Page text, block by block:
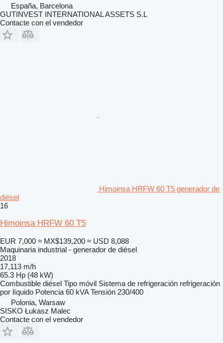
España, Barcelona
GUTINVEST INTERNATIONAL ASSETS S.L
Contacte con el vendedor
Himoinsa HRFW 60 T5 generador de
diésel
16
Himoinsa HRFW 60 T5
EUR 7,000 ≈ MX$139,200 ≈ USD 8,088
Maquinaria industrial - generador de diésel
2018
17,113 m/h
65.3 Hp (48 kW)
Combustible diésel Tipo móvil Sistema de refrigeración refrigeración
por líquido Potencia 60 kVA Tensión 230/400
Polonia, Warsaw
SISKO Łukasz Malec
Contacte con el vendedor